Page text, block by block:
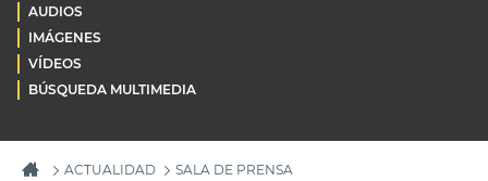
AUDIOS
IMÁGENES
VÍDEOS
BÚSQUEDA MULTIMEDIA
ACTUALIDAD
SALA DE PRENSA